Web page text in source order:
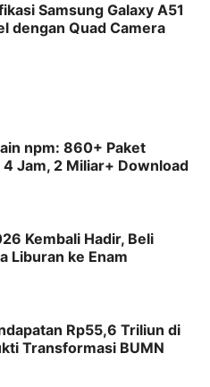
Samsung Galaxy A51
dengan Quad Camera
npm: 860+ Paket
Jam, 2 Miliar+ Download
Kembali Hadir, Beli
Liburan ke Enam
Rp55,6 Triliun di
Transformasi BUMN